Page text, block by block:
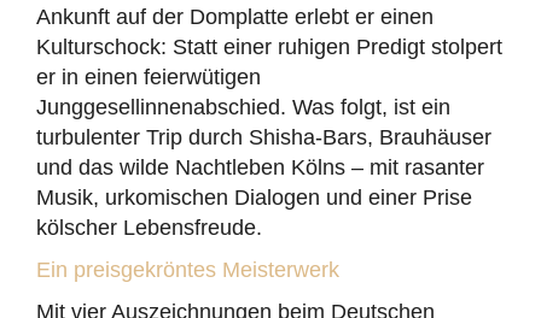
Ankunft auf der Domplatte erlebt er einen
Kulturschock: Statt einer ruhigen Predigt stolpert
er in einen feierwütigen
Junggesellinnenabschied. Was folgt, ist ein
turbulenter Trip durch Shisha-Bars, Brauhäuser
und das wilde Nachtleben Kölns – mit rasanter
Musik, urkomischen Dialogen und einer Prise
kölscher Lebensfreude.
Ein preisgekröntes Meisterwerk
Mit vier Auszeichnungen beim Deutschen